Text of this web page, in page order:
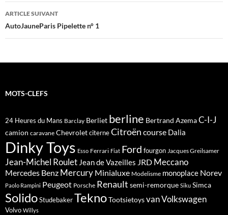
articles
ARTICLE SUIVANT
AutoJauneParis Pipelette n° 1
MOTS-CLEFS
24 Heures du Mans Barclay Berliet berline Bertrand AzemaC-I-J
camion caravane ChevroletciterneCitroën course Dalia
Dinky Toys Esso Ferrari Fiat Ford fourgon Jacques Greilsamer
Jean-Michel Roulet Jean de Vazeilles JRD Meccano
Mercedes Benz Mercury Minialuxe Modelisme monoplace Norev
Paolo Rampini Peugeot Porsche Renault semi-remorque Siku Simca
SolidoStudebakerTeknoTootsietoysvanVolkswagen
Volvo Willys